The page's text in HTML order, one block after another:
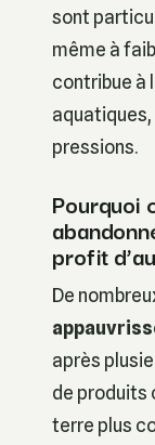
sont
même à
contribue à
pressions.
Pourquoi
profit
De
après
de produits
terre plus